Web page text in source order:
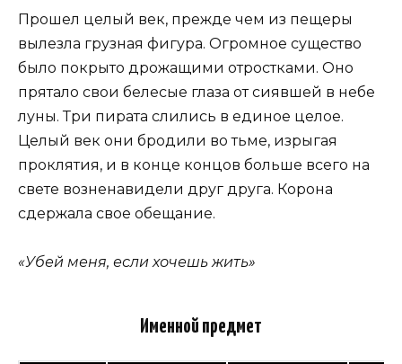
Прошел целый век, прежде чем из пещеры
вылезла грузная фигура. Огромное существо
было покрыто дрожащими отростками. Оно
прятало свои белесые глаза от сиявшей в небе
луны. Три пирата слились в единое целое.
Целый век они бродили во тьме, изрыгая
проклятия, и в конце концов больше всего на
свете возненавидели друг друга. Корона
сдержала свое обещание.
«Убей меня, если хочешь жить»
Именной предмет